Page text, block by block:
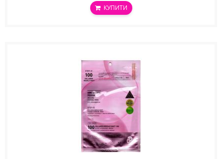
КУПИТИ